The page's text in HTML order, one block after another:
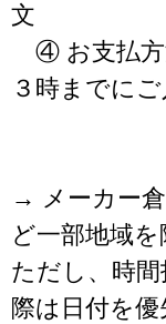
文
④ お支払方
３時までに
→ メーカー
ど一部地域
ただし、時
際は日付を